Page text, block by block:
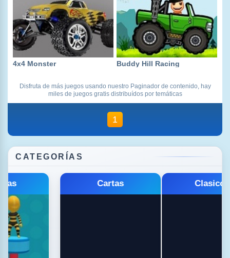
4x4 Monster Buddy Hill Racing
Disfruta de más juegos usando nuestro Paginador de contenido, hay
miles de juegos gratis distribuídos por temáticas
1
CATEGORÍAS